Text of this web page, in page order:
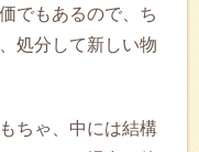
でもあるので、ち
処分して新しい物
ちゃ、中には結構